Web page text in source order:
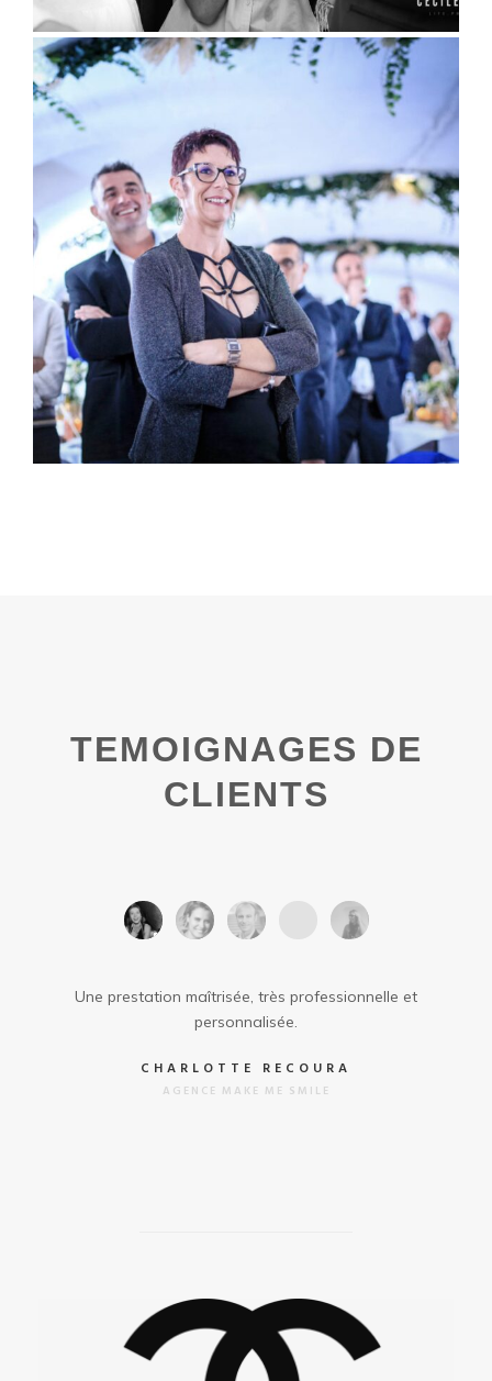
TEMOIGNAGES DE
CLIENTS
Une prestation maîtrisée, très professionnelle et
personnalisée.
CHARLOTTE RECOURA
AGENCE MAKE ME SMILE